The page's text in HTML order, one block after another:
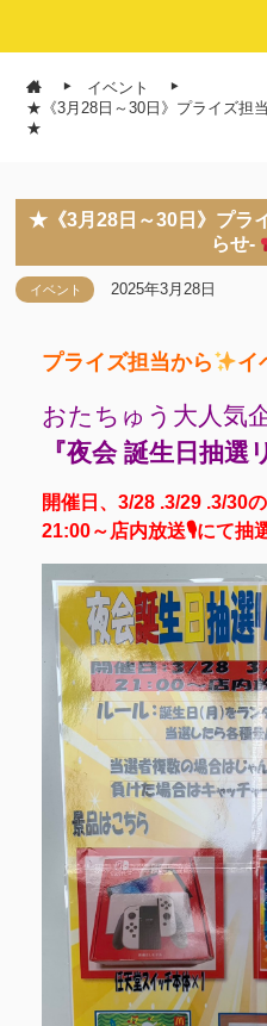
イベント
★《3月28日～30日》プライズ担
★
★《3月28日～30日》プラ
らせ-
イベント 2025年3月28日
プライズ担当から イ
おたちゅう大人気
『夜会 誕生日抽選
開催日、3/28 .3/29 .3/30
21:00～店内放送🎙にて抽